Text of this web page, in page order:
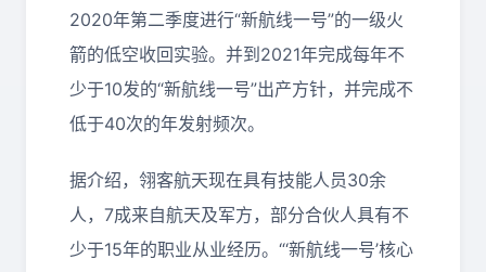
2020年第二季度进行“新航线一号”的一级火
箭的低空收回实验。并到2021年完成每年不
少于10发的“新航线一号”出产方针，并完成不
低于40次的年发射频次。
据介绍，翎客航天现在具有技能人员30余
人，7成来自航天及军方，部分合伙人具有不
少于15年的职业从业经历。“‘新航线一号’核心